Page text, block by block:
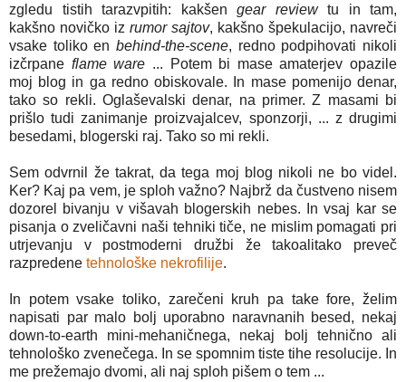
zgledu tistih tarazvpitih: kakšen gear reviewtu in tam,
kakšno novičko iz rumor sajtov, kakšno špekulacijo, navreči
vsake toliko en behind-the-scene, redno podpihovati nikoli
izčrpane flame ware ... Potem bi mase amaterjev opazile
moj blog in ga redno obiskovale. In mase pomenijo denar,
tako so rekli. Oglaševalski denar, na primer. Z masami bi
prišlo tudi zanimanje proizvajalcev, sponzorji, ... z drugimi
besedami, blogerski raj. Tako so mi rekli.
Sem odvrnil že takrat, da tega moj blog nikoli ne bo videl.
Ker? Kaj pa vem, je sploh važno? Najbrž da čustveno nisem
dozorel bivanju v višavah blogerskih nebes. In vsaj kar se
pisanja o zveličavni naši tehniki tiče, ne mislim pomagati pri
utrjevanju v postmoderni družbi že takoalitako preveč
razpredene tehnološke nekrofilije.
In potem vsake toliko, zarečeni kruh pa take fore, želim
napisati par malo bolj uporabno naravnanih besed, nekaj
down-to-earth mini-mehaničnega, nekaj bolj tehnično ali
tehnološko zvenečega. In se spomnim tiste tihe resolucije. In
me prežemajo dvomi, ali naj sploh pišem o tem ...